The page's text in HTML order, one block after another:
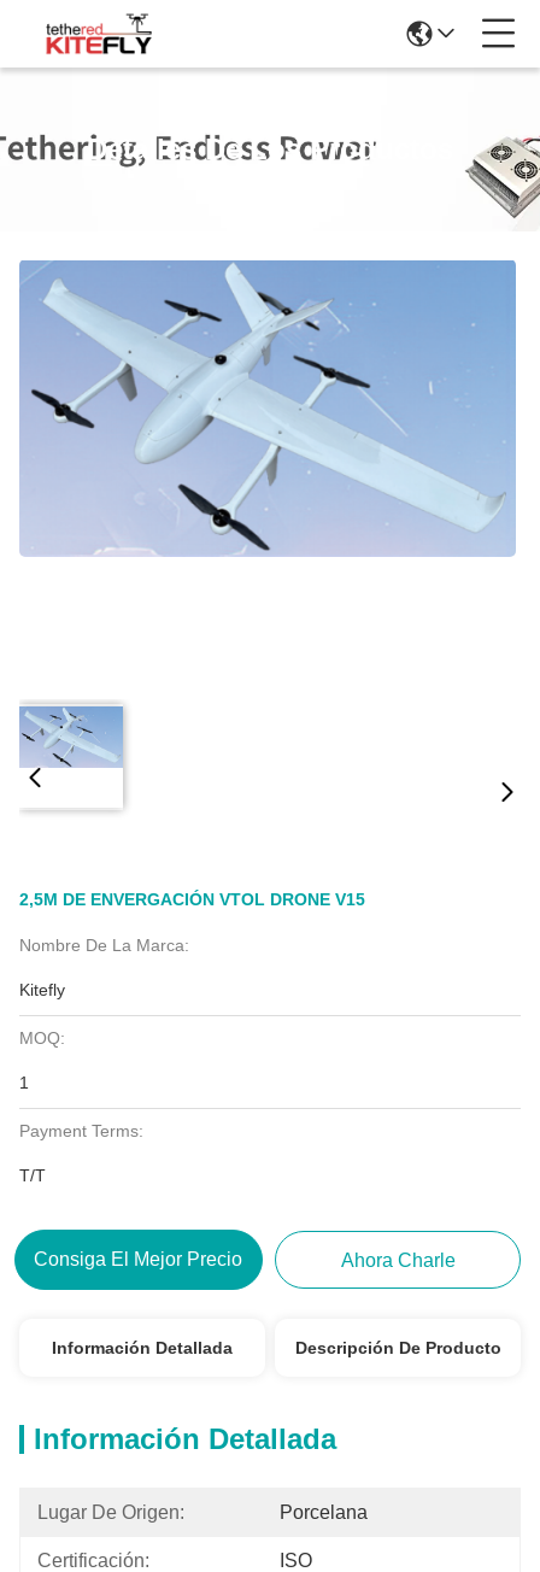
Detalles De Los Productos
2,5M DE ENVERGACIÓN VTOL DRONE V15
Nombre De La Marca:
Kitefly
MOQ:
1
Payment Terms:
T/T
Consiga El Mejor Precio Ahora Charle
Información Detallada Descripción De Producto
Información Detallada
Lugar De Origen: Porcelana
Certificación: ISO